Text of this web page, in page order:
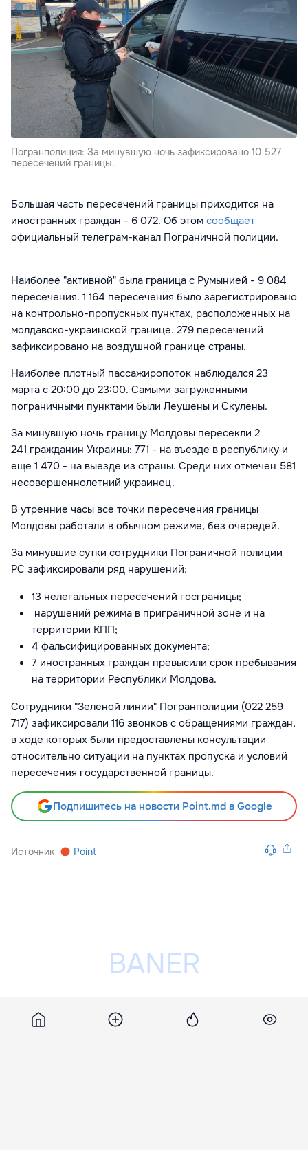
Погранполиция: За минувшую ночь зафиксировано 10 527
пересечений границы.
Большая часть пересечений границы приходится на
иностранных граждан - 6 072. Об этом сообщает
официальный телеграм-канал Пограничной полиции.
Наиболее "активной" была граница с Румынией - 9 084
пересечения. 1 164 пересечения было зарегистрировано
на контрольно-пропускных пунктах, расположенных на
молдавско-украинской границе. 279 пересечений
зафиксировано на воздушной границе страны.
Наиболее плотный пассажиропоток наблюдался 23
марта с 20:00 до 23:00. Самыми загруженными
пограничными пунктами были Леушены и Скулены.
За минувшую ночь границу Молдовы пересекли 2
241 гражданин Украины: 771 - на въезде в республику и
еще 1 470 - на выезде из страны. Среди них отмечен 581
несовершеннолетний украинец.
В утренние часы все точки пересечения границы
Молдовы работали в обычном режиме, без очередей.
За минувшие сутки сотрудники Пограничной полиции
РС зафиксировали ряд нарушений:
13 нелегальных пересечений госграницы;
нарушений режима в приграничной зоне и на
территории КПП;
4 фальсифицированных документа;
7 иностранных граждан превысили срок пребывания
на территории Республики Молдова.
Сотрудники "Зеленой линии" Погранполиции (022 259
717) зафиксировали 116 звонков с обращениями граждан,
в ходе которых были предоставлены консультации
относительно ситуации на пунктах пропуска и условий
пересечения государственной границы.
Подпишитесь на новости Point.md в Google
Источник Point